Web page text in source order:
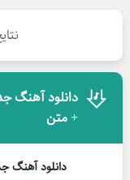
دانلود آهنگ
+ متن
دانلود آهنگ